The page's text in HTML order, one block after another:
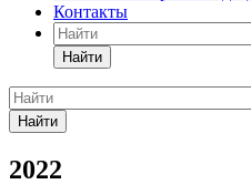
Контакты
Найти
Найти
2022